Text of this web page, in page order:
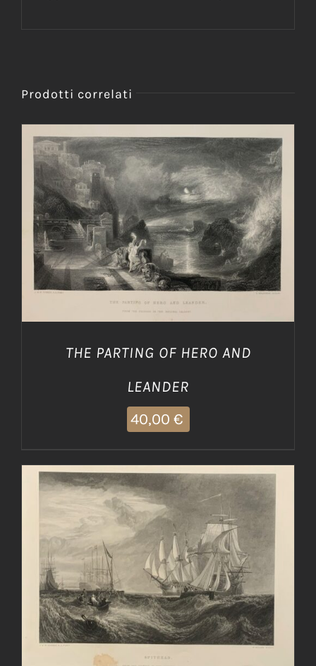
Prodotti correlati
AGGIUNGI AL CARRELLO / DETTAGLI
THE PARTING OF HERO AND
LEANDER
40,00 €
AGGIUNGI AL CARRELLO / DETTAGLI